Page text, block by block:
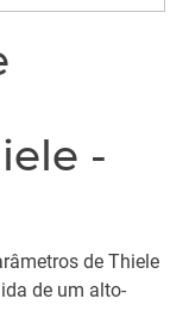
-
de Thiele
de um alto-